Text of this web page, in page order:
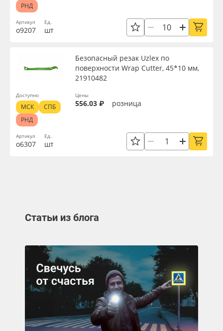
Артикул
о9207
Ед.
шт
РНД
Артикул
о6307
Безопасный резак Uzlex по
поверхности Wrap Cutter, 45*10 мм,
21910482
Ед.
шт
Цены
556.03 ₽ розница
Доступно
МСК
СПБ
РНД
Статьи из блога